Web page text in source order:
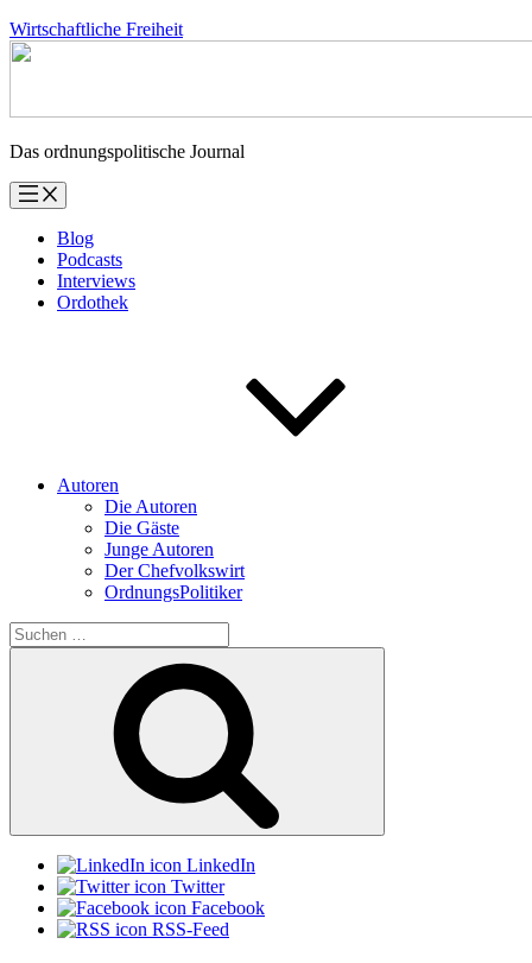
Zum
Inhalt
Wirtschaftliche Freiheit
Das ordnungspolitische Journal
Blog
Podcasts
Interviews
Ordothek
Autoren
Die Autoren
Die Gäste
Junge Autoren
Der Chefvolkswirt
OrdnungsPolitiker
Suchen
nach:
LinkedIn
Twitter
Facebook
RSS-Feed